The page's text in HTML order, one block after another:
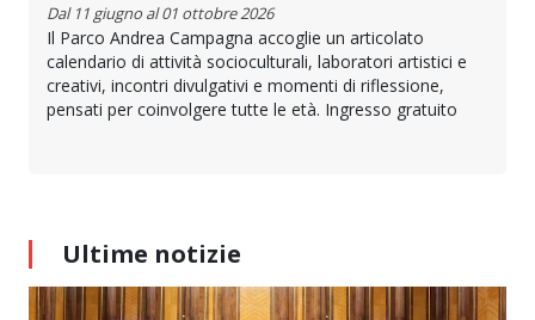
Dal 11 giugno al 01 ottobre 2026
Il Parco Andrea Campagna accoglie un articolato
calendario di attività socioculturali, laboratori artistici e
creativi, incontri divulgativi e momenti di riflessione,
pensati per coinvolgere tutte le età. Ingresso gratuito
Ultime notizie